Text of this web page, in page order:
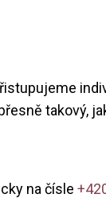
takový,
na čísle